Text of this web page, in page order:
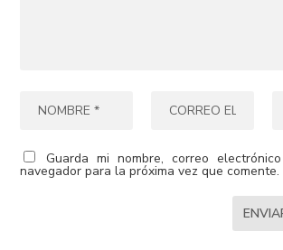
Guarda mi nombre, correo
navegador para la próxima vez que comente.